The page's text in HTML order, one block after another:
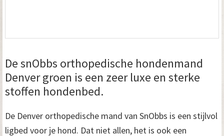
De snObbs orthopedische hondenmand
Denver groen is een zeer luxe en sterke
stoffen hondenbed.
De Denver orthopedische mand van SnObbs is een stijlvol
ligbed voor je hond. Dat niet allen, het is ook een